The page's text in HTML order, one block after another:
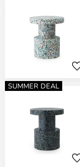
SUMMER DEAL